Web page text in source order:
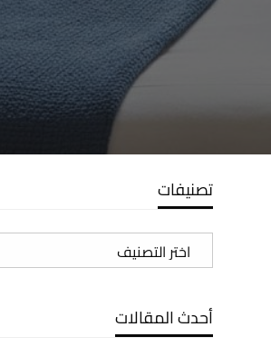
تصنيفات
تصنيفات
أحدث المقالات